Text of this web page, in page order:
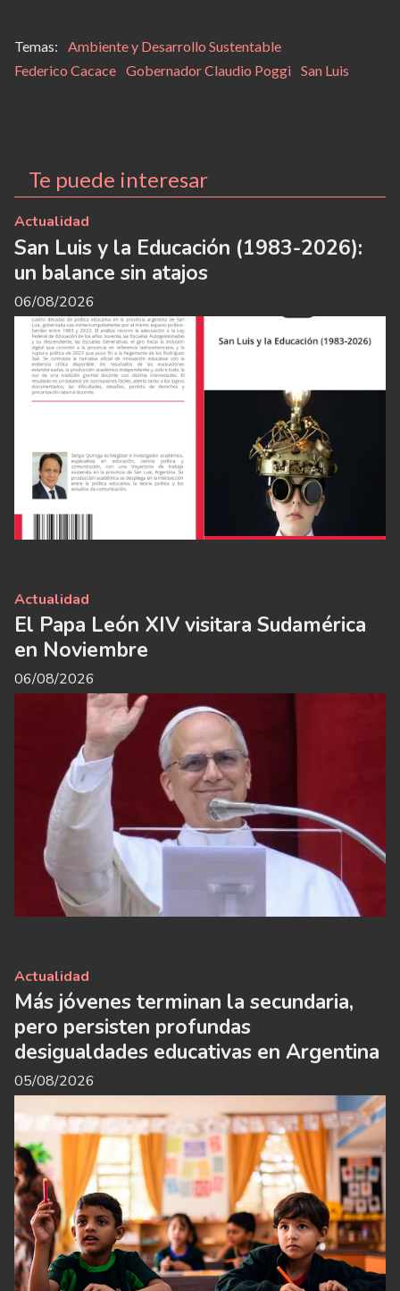
Ambiente y Desarrollo Sustentable
Federico Cacace Gobernador Claudio Poggi San Luis
Te puede interesar
San Luis y la Educación (1983-2026):
un balance sin atajos
Actualidad
06/08/2026
El Papa León XIV visitara Sudamérica
en Noviembre
Actualidad
06/08/2026
Más jóvenes terminan la secundaria,
pero persisten profundas
desigualdades educativas en Argentina
Actualidad
05/08/2026